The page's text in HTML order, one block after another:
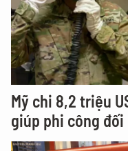
Mỹ chi 8,2 triệu
giúp phi công